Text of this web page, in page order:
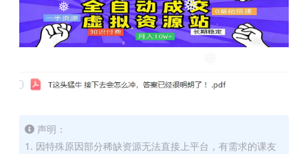
❅
❅
❅
声明：
1. 因特殊原因部分稀缺资源无法直接上平台，有需求的课友